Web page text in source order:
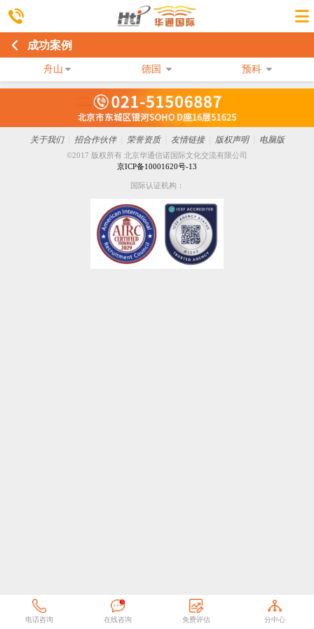
成功案例
舟山 德国 预科
关于我们 招合作伙伴 荣誉资质 友情链接 版权声明 电脑版
©2017 版权所有 北京华通信诺国际文化交流有限公司
京ICP备10001620号-13
国际认证机构：
电话咨询 在线咨询 免费评估 分中心